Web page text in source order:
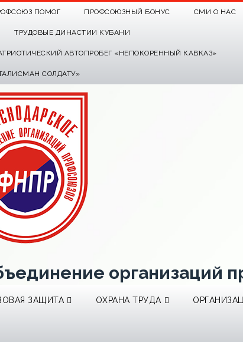
ПОМОГ ПРОФСОЮЗНЫЙ БОНУС СМИ О НАС
ТРУДОВЫЕ ДИНАСТИИ КУБАНИ
АВТОПРОБЕГ «НЕПОКОРЕННЫЙ КАВКАЗ»
СОЛДАТУ»
организаций
ЗАЩИТА ОХРАНА ТРУДА